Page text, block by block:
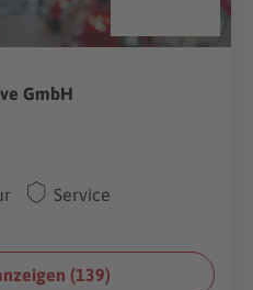
GmbH
Service
(139)